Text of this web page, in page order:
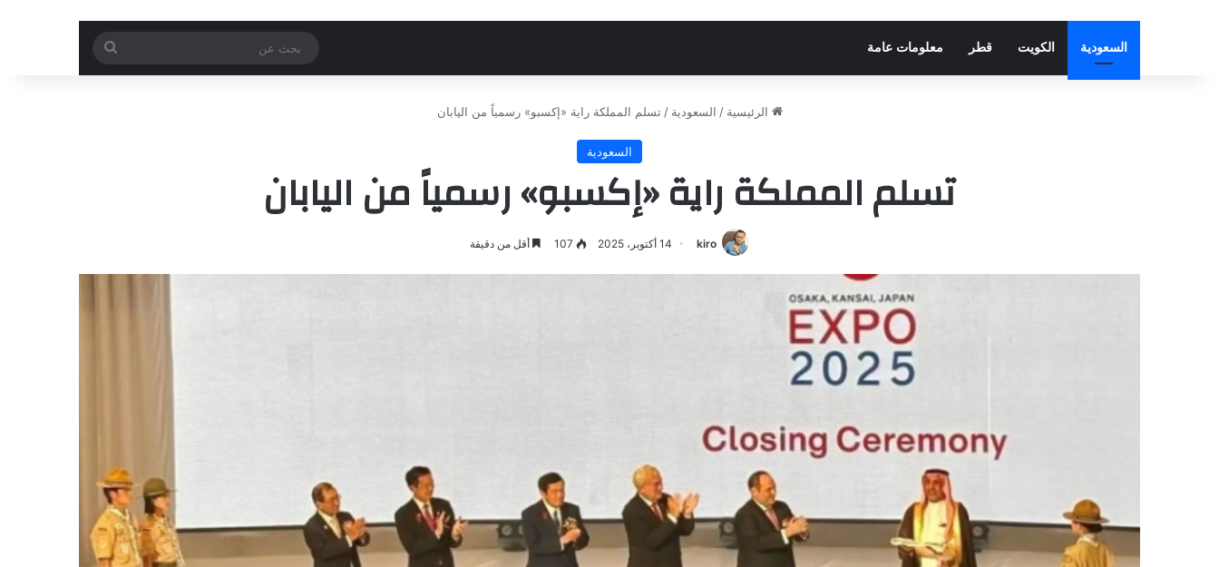
السعودية الكويت قطر معلومات عامة
عن
الرئيسية / السعودية / تسلم المملكة راية «إكسبو» رسمياً من اليابان
السعودية
تسلم المملكة راية «إكسبو» رسمياً من اليابان
kiro 14 أكتوبر، 2025 107 أقل من دقيقة